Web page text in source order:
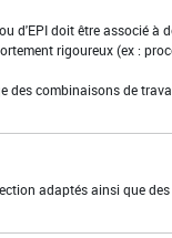
d'EPI doit être associé à
rigoureux (ex :
des combinaisons de
adaptés ainsi que